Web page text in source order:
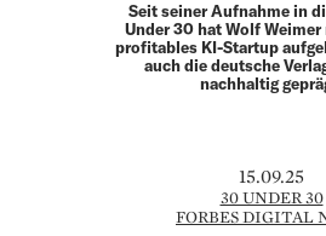
Seit seiner Aufnahme in
Under 30 hat Wolf
profitables KI-Startup
auch die deutsche
nachhaltig
15.09.25
30 UNDER 30
FORBES DIGITAL